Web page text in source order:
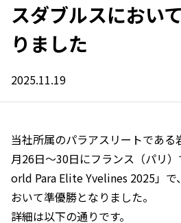
スダブルスにおい
りました
2025.11.19
当社所属のパラアスリートであ
月26日～30日にフランス（パリ
orld Para Elite Yvelines 2025」で
おいて準優勝となりました。
詳細は以下の通りです。